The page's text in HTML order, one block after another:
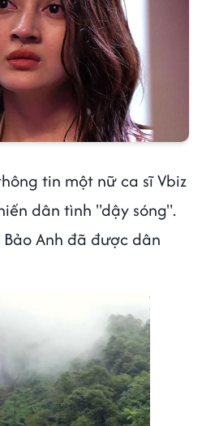
tin một nữ ca sĩ Vbiz
dân tình "dậy sóng".
Anh đã được dân
Cancel